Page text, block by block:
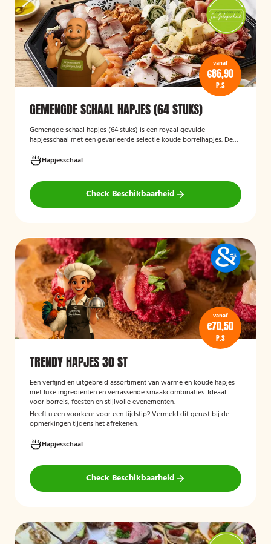
vanaf
€86,90
P.S
GEMENGDE SCHAAL HAPJES (64 STUKS)
Gemengde schaal hapjes (64 stuks) is een royaal gevulde
hapjesschaal met een gevarieerde selectie koude borrelhapjes. De
recepties, bedrijfsborrels en andere feestelijke gelegenheden. Met
64 hapjes is deze schaal geschikt om een grotere groep gasten te
voorzien van smakelijke en gevarieerde snacks.
Hapjesschaal
Check Beschikbaarheid
vanaf
€70,50
P.S
TRENDY HAPJES 30 ST
Een verfijnd en uitgebreid assortiment van warme en koude hapjes
met luxe ingrediënten en verrassende smaakcombinaties. Ideaal
voor borrels, feesten en stijlvolle evenementen.
Heeft u een voorkeur voor een tijdstip? Vermeld dit gerust bij de
opmerkingen tijdens het afrekenen.
Hapjesschaal
Check Beschikbaarheid